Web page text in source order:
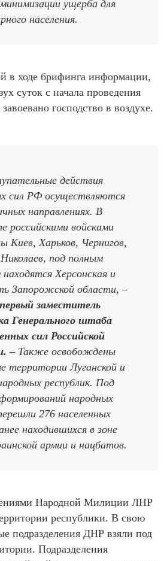
ущерба для
населения.
в ходе брифинга информации,
суток с начала проведения
господство в воздухе.
действия
сил РФ осуществляются
направлениях. В
российскими войсками
Киев, Харьков, Чернигов,
под полным
Херсонская и
Запорожской области, –
первый заместитель
Генерального штаба
сил Российской
– Также освобождены
территории Луганской и
республик. Под
народных
276 населенных
находившихся в зоне
армии и нацбатов.
Народной Милиции ЛНР
республики. В свою
подразделения ДНР взяли под
Подразделения